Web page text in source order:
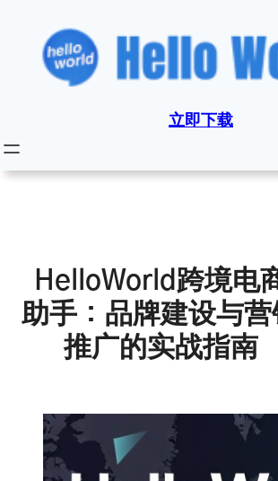
立即下载
HelloWorld跨境电
助手：品牌建设与营
推广的实战指南